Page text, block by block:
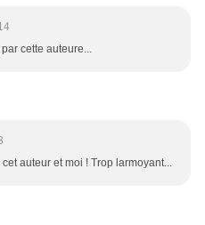
cette auteure...
auteur et moi ! Trop larmoyant...